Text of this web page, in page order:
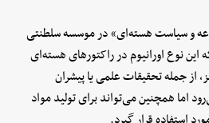
و سیاست هسته‌ای» در موسسه سلطنتی
نوع اورانیوم در راکتورهای هسته‌ای
از جمله تحقیقات علمی یا پیشران
اما همچنین می‌تواند برای تولید مواد